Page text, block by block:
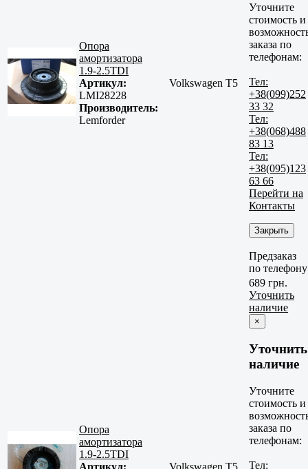
Опора
амортизатора
1.9-2.5TDI
Артикул:
LMI28228
Производитель:
Lemforder
Volkswagen T5
Уточните
стоимость и
заказа по
телефонам:
Тел:
+38(099)252
33 32
Тел:
+38(068)488
83 13
Тел:
+38(095)123
63 66
Перейти на
Контакты
Закрыть
Предзаказ
по телефону
Опора
амортизатора
1.9-2.5TDI
689 грн.
Уточнить
наличие
×
Уточнить
наличие
Уточните
стоимость и
заказа по
телефонам:
Тел: